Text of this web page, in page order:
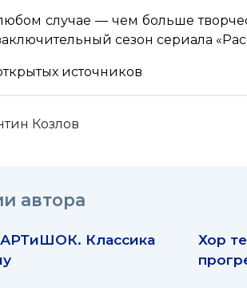
случае — чем больше
сезон сериала
источников
Козлов
автора
Классика
Хор